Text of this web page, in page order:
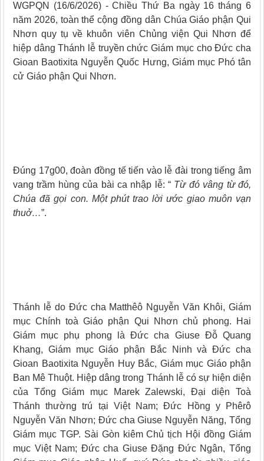
WGPQN (16/6/2026) - Chiều Thứ Ba ngày 16 tháng 6
năm 2026, toàn thể cộng đồng dân Chúa Giáo phận Qui
Nhơn quy tụ về khuôn viên Chủng viện Qui Nhơn để
hiệp dâng Thánh lễ truyền chức Giám mục cho Đức cha
Gioan Baotixita Nguyễn Quốc Hưng, Giám mục Phó tân
cử Giáo phận Qui Nhơn.
Đúng 17g00, đoàn đồng tế tiến vào lễ đài trong tiếng âm
vang trầm hùng của bài ca nhập lễ: “ Từ đó vâng từ đó,
Chúa đã gọi con. Một phút trao lời ước giao muôn vạn
thuở…”.
Thánh lễ do Đức cha Matthêô Nguyễn Văn Khôi, Giám
mục Chính toà Giáo phận Qui Nhơn chủ phong. Hai
Giám mục phụ phong là Đức cha Giuse Đỗ Quang
Khang, Giám mục Giáo phận Bắc Ninh và Đức cha
Gioan Baotixita Nguyễn Huy Bắc, Giám mục Giáo phận
Ban Mê Thuột. Hiệp dâng trong Thánh lễ có sự hiện diện
của Tổng Giám mục Marek Zalewski, Đại diện Toà
Thánh thường trú tại Việt Nam; Đức Hồng y Phêrô
Nguyễn Văn Nhơn; Đức cha Giuse Nguyễn Năng, Tổng
Giám mục TGP. Sài Gòn kiêm Chủ tịch Hội đồng Giám
mục Việt Nam; Đức cha Giuse Đặng Đức Ngân, Tổng